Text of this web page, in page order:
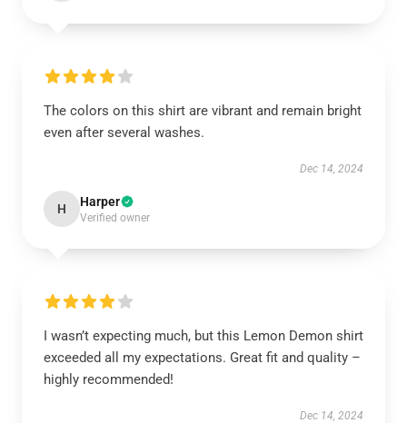
The colors on this shirt are vibrant and remain bright
even after several washes.
Dec 14, 2024
H Harper
Verified owner
I wasn’t expecting much, but this Lemon Demon shirt
exceeded all my expectations. Great fit and quality –
highly recommended!
Dec 14, 2024